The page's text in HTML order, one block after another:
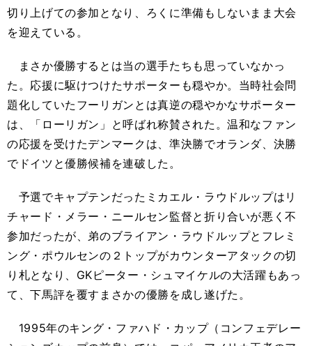
切り上げての参加となり、ろくに準備もしないまま大会
を迎えている。
まさか優勝するとは当の選手たちも思っていなかっ
た。応援に駆けつけたサポーターも穏やか。当時社会問
題化していたフーリガンとは真逆の穏やかなサポーター
は、「ローリガン」と呼ばれ称賛された。温和なファン
の応援を受けたデンマークは、準決勝でオランダ、決勝
でドイツと優勝候補を連破した。
予選でキャプテンだったミカエル・ラウドルップはリ
チャード・メラー・ニールセン監督と折り合いが悪く不
参加だったが、弟のブライアン・ラウドルップとフレミ
ング・ポウルセンの２トップがカウンターアタックの切
り札となり、GKピーター・シュマイケルの大活躍もあっ
て、下馬評を覆すまさかの優勝を成し遂げた。
1995年のキング・ファハド・カップ（コンフェデレー